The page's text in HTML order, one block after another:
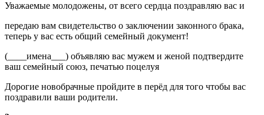
Уважаемые молодожены, от всего сердца поздравляю вас и
передаю вам свидетельство о заключении законного брака,
теперь у вас есть общий семейный документ!
(____имена___) объявляю вас мужем и женой подтвердите
ваш семейный союз, печатью поцелуя
Дорогие новобрачные пройдите в перёд для того чтобы вас
поздравили ваши родители.